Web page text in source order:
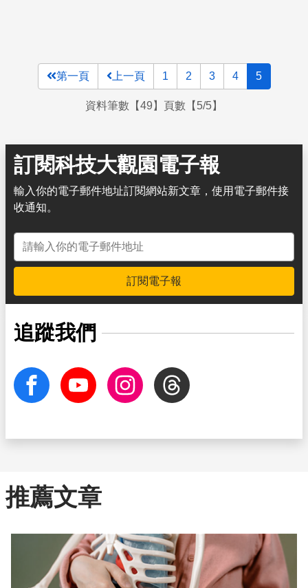
第一頁 上一頁 1 2 3 4 5
資料筆數【49】頁數【5/5】
訂閱科技大觀園電子報
輸入你的電子郵件地址訂閱網站新文章，使用電子郵件接
收通知。
電子郵件地址
訂閱電子報
追蹤我們
facebook Youtube InstagramThreads
推薦文章